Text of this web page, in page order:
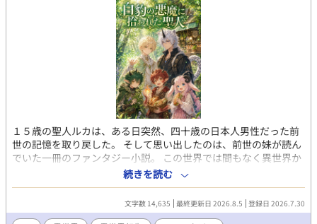
ヴェルミールを、支配下に置く。ヴェルミールが自分のことを好
きになってくれるとは端から思っていないので、自分の傍に居
て、色んな顔を見せてくれるだけで満足している。 アリオ オルド
と似たような理由で、ヴェルミールに恋をした。失踪したという
知らせを聞いて、必死に情報をかき集め、ヴェルミールの元まで
たどり着いた。オルドと違うのは、ヴェルミールを崇拝するよう
な見方をしており、あんなボロ小屋で過ごさせるなんて、耐えら
れなかった。あの後、笛型の魔道具が壊されたのに気づき、小屋
に向かうも、小屋は建物ごと燃えて焼け跡になっている。そし
て、中から焼死体が発見されたと聞き、絶望する。 第一王子 物語
とは違って普通に兄弟仲は良く、失踪した弟は未だ生きていると
信じている。可愛い弟が、誰かに泣かされていないか心配
１５歳の聖人ルカは、ある日突然、四十歳の日本人男性だった前
世の記憶を取り戻した。 そして思い出したのは、前世の妹が読ん
でいた一冊のファンタジー小説。 この世界では間もなく異世界か
ら聖女が召喚され、もともと国に仕えていた聖人は力を失い、偽
物の烙印を押されて追放される。その聖人こそ、今のルカだっ
た。 悲惨な未来を回避するため、ルカが選んだのは―― 追放され
る前に自分から逃げること。 城を抜け出し、凶暴な魔獣が住むと
続きを読む
文字数 14,635 最終更新日 2026.8.5 登録日 2026.7.30